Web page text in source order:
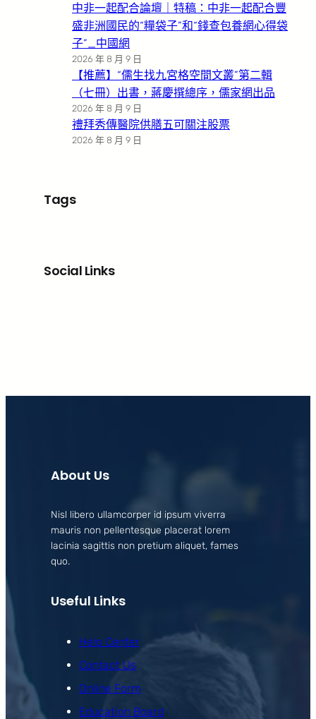
中非一起配合論壇｜特稿：中非一起配合豐
盛非洲國民的“糧袋子”和“錢查包養網心得袋
子”_中國網
2026 年 8 月 9 日
【推薦】“儒生找九宮格空間文叢”第二輯
（七冊）出書，蔣慶撰總序，儒家網出品
2026 年 8 月 9 日
禮拜秀傳醫院供膳五可關注股票
2026 年 8 月 9 日
Tags
Social Links
About Us
Nisl libero ullamcorper id ipsum viverra
mauris non pellentesque placerat lorem
lacinia sagittis non pretium aliquet, fames
quo.
Useful Links
Help Center
Contact Us
Online Form
Education Board